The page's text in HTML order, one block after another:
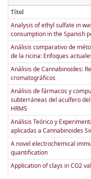
Títol
Analysis of ethyl sulfate in
consumption in the Spanish
Análisis comparativo de
de la ricina: Enfoques
Análisis de Cannabinoides:
cromatográficos
Análisis de fármacos y
subterráneas del acuífero del
HRMS
Análisis Teórico y
aplicadas a Cannabinoides
A novel electrochemical
quantification
Application of clays in CO2